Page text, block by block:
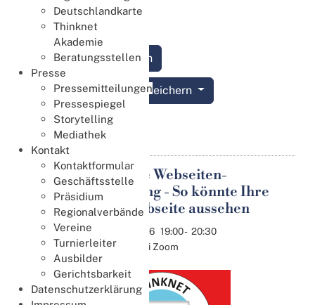
Deutschlandkarte
Thinknet
Akademie
Beratungsstellen
Presse
Pressemitteilungen
Pressespiegel
Storytelling
Mediathek
Kontakt
Kontaktformular
Geschäftsstelle
Präsidium
Regionalverbände
Vereine
Turnierleiter
Ausbilder
Gerichtsbarkeit
Datenschutzerklärung
Anmelden
Termin speichern
Details
27
Aug.
Moderne Webseiten-
Gestaltung - So könnte Ihre
Club-Webseite aussehen
27.08.2026 19:00- 20:30
Online bei Zoom